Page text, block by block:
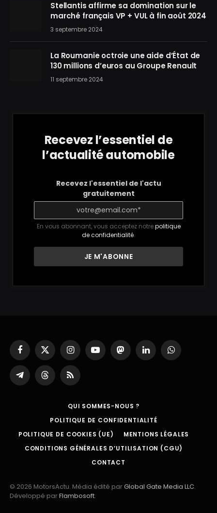
Stellantis affirme sa domination sur le
marché français VP + VUL à fin août 2024
3 septembre 2024
La Roumanie octroie une aide d’État de
130 millions d’euros au Groupe Renault
11 septembre 2024
Recevez l’essentiel de
l’actualité automobile
Recevez l'essentiel de l'actu
gratuitement
En vous abonnant, vous acceptez notrepolitique
de confidentialité.
Facebook
X
(Twitter)
InstagramYouTubeMastodonLinkedInWhatsApp
Partager
sur
ThreadsRSS
QUI SOMMES-NOUS ?
POLITIQUE DE CONFIDENTIALITÉ
POLITIQUE DE COOKIES (UE)
MENTIONS LÉGALES
CONDITIONS GÉNÉRALES D’UTILISATION (CGU)
CONTACT
© 2026 MotorsActu. Média édité parGlobal Gate Media LLC.
Développé parFlambosoft.